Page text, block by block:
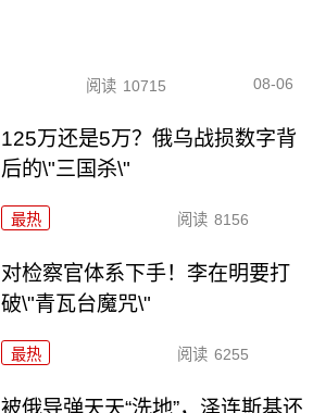
阅读 10715 08-06
125万还是5万？俄乌战损数字背
后的\"三国杀\"
最热 阅读 8156
对检察官体系下手！李在明要打
破\"青瓦台魔咒\"
最热 阅读 6255
被俄导弹天天“洗地”，泽连斯基还